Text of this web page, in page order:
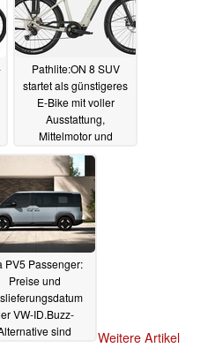
Pathlite:ON 8 SUV
startet als günstigeres
E-Bike mit voller
Ausstattung,
Mittelmotor und
langem Federweg
13.06.2025
PV5 Passenger:
Preise und
VW-ID.Buzz-
sind
Weitere Artikel